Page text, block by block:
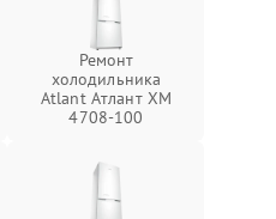
Ремонт
холодильника
Atlant Атлант XM
4708-100